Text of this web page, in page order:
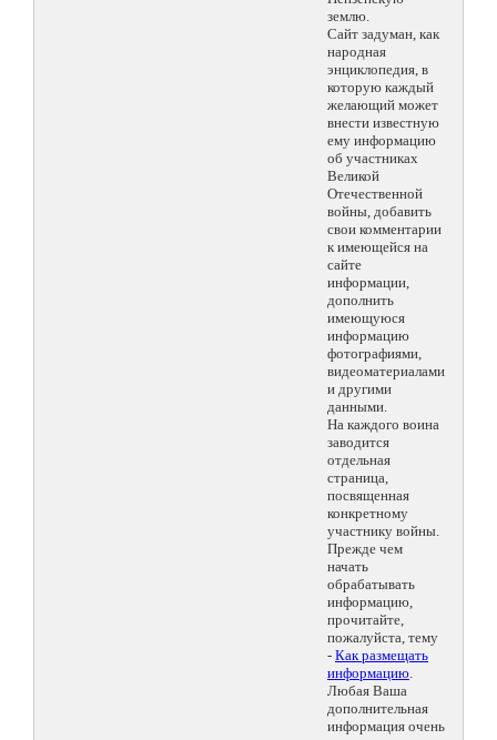
землю.
Сайт задуман, как
народная
энциклопедия, в
которую каждый
желающий может
внести известную
ему информацию
об участниках
Великой
Отечественной
войны, добавить
свои комментарии
к имеющейся на
сайте
информации,
дополнить
имеющуюся
информацию
фотографиями,
видеоматериалами
и другими
данными.
На каждого воина
заводится
отдельная
страница,
посвященная
конкретному
участнику войны.
Прежде чем
начать
обрабатывать
информацию,
прочитайте,
пожалуйста, тему
- Как размещать
информацию.
Любая Ваша
дополнительная
информация очень